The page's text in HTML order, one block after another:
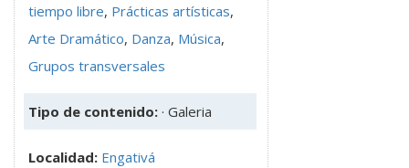
tiempo libre, Prácticas artísticas,
Arte Dramático, Danza, Música,
Grupos transversales
Tipo de contenido: · Galeria
Localidad: Engativá